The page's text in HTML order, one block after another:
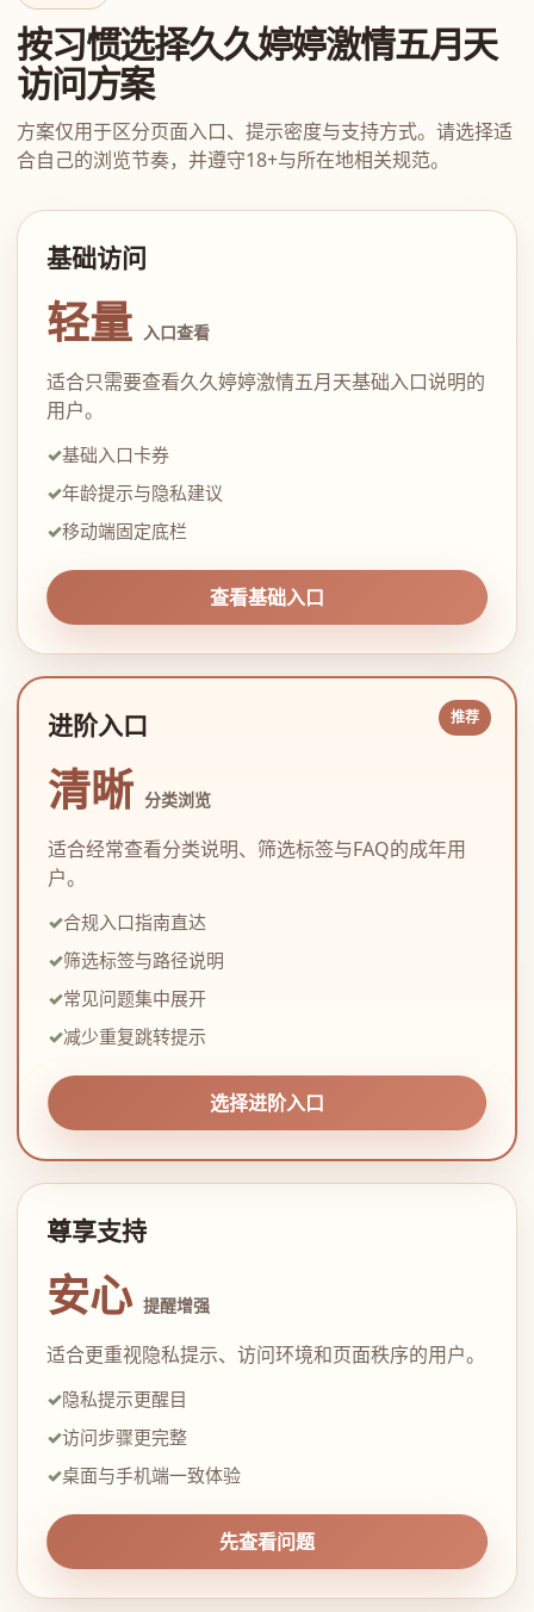
按习惯选择久久婷婷激情五月天
访问方案
方案仅用于区分页面入口、提示密度与支持方式。请选择适
合自己的浏览节奏，并遵守18+与所在地相关规范。
基础访问
轻量 入口查看
适合只需要查看久久婷婷激情五月天基础入口说明的
用户。
基础入口卡券
年龄提示与隐私建议
移动端固定底栏
查看基础入口
进阶入口
清晰 分类浏览
适合经常查看分类说明、筛选标签与FAQ的成年用
户。
合规入口指南直达
筛选标签与路径说明
常见问题集中展开
减少重复跳转提示
选择进阶入口
尊享支持
安心 提醒增强
适合更重视隐私提示、访问环境和页面秩序的用户。
隐私提示更醒目
访问步骤更完整
桌面与手机端一致体验
先查看问题